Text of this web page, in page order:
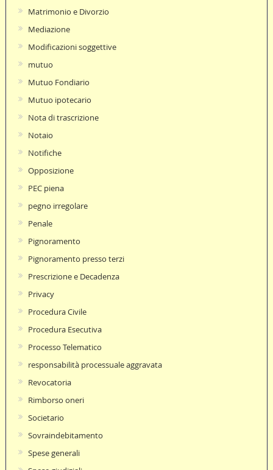
Matrimonio e Divorzio
Mediazione
Modificazioni soggettive
mutuo
Mutuo Fondiario
Mutuo ipotecario
Nota di trascrizione
Notaio
Notifiche
Opposizione
PEC piena
pegno irregolare
Penale
Pignoramento
Pignoramento presso terzi
Prescrizione e Decadenza
Privacy
Procedura Civile
Procedura Esecutiva
Processo Telematico
responsabilità processuale aggravata
Revocatoria
Rimborso oneri
Societario
Sovraindebitamento
Spese generali